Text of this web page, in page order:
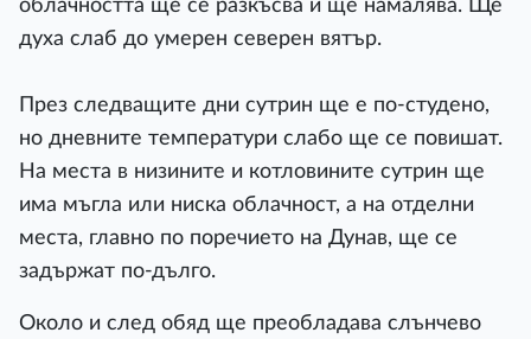
облачността ще се разкъсва и ще намалява. Ще
духа слаб до умерен северен вятър.
През следващите дни сутрин ще е по-студено,
но дневните температури слабо ще се повишат.
На места в низините и котловините сутрин ще
има мъгла или ниска облачност, а на отделни
места, главно по поречието на Дунав, ще се
задържат по-дълго.
Около и след обяд ще преобладава слънчево